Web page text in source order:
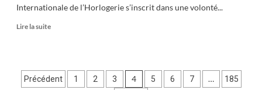
Internationale de l’Horlogerie s’inscrit dans une volonté...
Lire la suiteEn
L’horlogerie
a
Pagination
Précédent 1 2 3 4 5 6 7 …
185